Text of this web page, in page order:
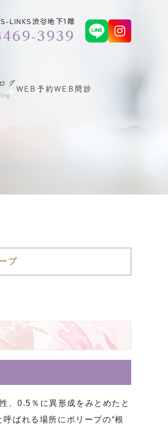
LINKS渋谷地下1階
3939
グ
WEB予約 WEB問診
プ
、0.5％に異形成をみとめたと
ばれる場所にポリープの“根